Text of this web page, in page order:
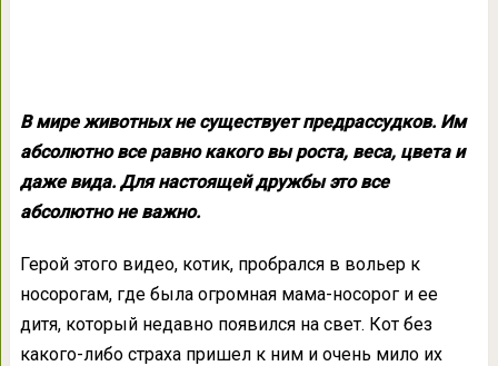
В мире животных не существует предрассудков. Им
абсолютно все равно какого вы роста, веса, цвета и
даже вида. Для настоящей дружбы это все
абсолютно не важно.
Герой этого видео, котик, пробрался в вольер к
носорогам, где была огромная мама-носорог и ее
дитя, который недавно появился на свет. Кот без
какого-либо страха пришел к ним и очень мило их